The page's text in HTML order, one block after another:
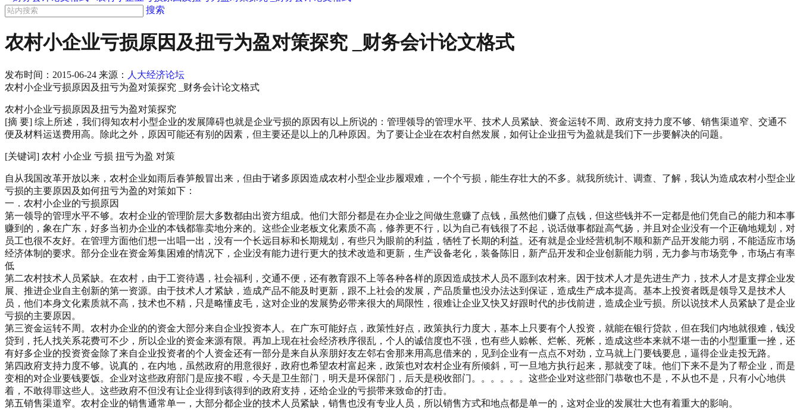
搜索
农村小企业亏损原因及扭亏为盈对策探究 _财务会计论文格式
发布时间： 2015-06-24 来源： 人大经济论坛
农村小企业亏损原因及扭亏为盈对策探究 _财务会计论文格式
农村小企业亏损原因及扭亏为盈对策探究
[摘 要] 综上所述，我们得知农村小型企业的发展障碍也就是企业亏损的原因有以上所说的：管理领导的管理水平、技术人员紧缺、资金运转不周、政府支持力度不够、销售渠道窄、交通不
便及材料运送费用高。除此之外，原因可能还有别的因素，但主要还是以上的几种原因。为了要让企业在农村自然发展，如何让企业扭亏为盈就是我们下一步要解决的问题。
[关键词] 农村 小企业 亏损 扭亏为盈 对策
自从我国改革开放以来，农村企业如雨后春笋般冒出来，但由于诸多原因造成农村小型企业步履艰难，一个个亏损，能生存壮大的不多。就我所统计、调查、了解，我认为造成农村小型企业
亏损的主要原因及如何扭亏为盈的对策如下：
一．农村小企业的亏损原因
第一领导的管理水平不够。农村企业的管理阶层大多数都由出资方组成。他们大部分都是在办企业之间做生意赚了点钱，虽然他们赚了点钱，但这些钱并不一定都是他们凭自己的能力和本事
赚到的，象在广东，好多当初办企业的本钱都靠卖地分来的。这些企业老板文化素质不高，修养更不行，以为自己有钱很了不起，说话做事都趾高气扬，并且对企业没有一个正确地规划，对
员工也很不友好。在管理方面他们想一出唱一出，没有一个长远目标和长期规划，有些只为眼前的利益，牺牲了长期的利益。还有就是企业经营机制不顺和新产品开发能力弱，不能适应市场
经济体制的要求。部分企业在资金筹集困难的情况下，企业没有能力进行更大的技术改造和更新，生产设备老化，装备陈旧，新产品开发和企业创新能力弱，无力参与市场竞争，市场占有率
低
第二农村技术人员紧缺。在农村，由于工资待遇，社会福利，交通不便，还有教育跟不上等各种各样的原因造成技术人员不愿到农村来。因于技术人才是先进生产力，技术人才是支撑企业发
展、推进企业自主创新的第一资源。由于技术人才紧缺，造成产品不能及时更新，跟不上社会的发展，产品质量也没办法达到保证，造成生产成本提高。基本上投资者既是领导又是技术人
员，他们本身文化素质就不高，技术也不精，只是略懂皮毛，这对企业的发展势必带来很大的局限性，很难让企业又快又好跟时代的步伐前进，造成企业亏损。所以说技术人员紧缺了是企业
亏损的主要原因。
第三资金运转不周。农村办企业的的资金大部分来自企业投资本人。在广东可能好点，政策性好点，政策执行力度大，基本上只要有个人投资，就能在银行贷款，但在我们内地就很难，钱没
贷到，托人找关系花费可不少，所以企业的资金来源有限。再加上现在社会经济秩序很乱，个人的诚信度也不强，也有些人赊帐、烂帐、死帐，造成这些本来就不堪一击的小型重重一挫，还
有好多企业的投资资金除了来自企业投资者的个人资金还有一部分是来自从亲朋好友左邻右舍那来用高息借来的，见到企业有一点点不对劲，立马就上门要钱要息，逼得企业走投无路。
第四政府支持力度不够。说真的，在内地，虽然政府的用意很好，政府也希望农村富起来，政策也对农村企业有所倾斜，可一旦地方执行起来，那就变了味。他们下来不是为了帮企业，而是
变相的对企业要钱要饭。企业对这些政府部门是应接不暇，今天是卫生部门，明天是环保部门，后天是税收部门。。。。。。这些企业对这些部门恭敬也不是，不从也不是，只有小心地供
着，不敢得罪这些人。这些政府不但没有让企业得到该得到的政府支持，还给企业的亏损带来致命的打击。
第五销售渠道窄。农村企业的销售通常单一，大部分都企业的技术人员紧缺，销售也没有专业人员，所以销售方式和地点都是单一的，这对企业的发展壮大也有着重大的影响。